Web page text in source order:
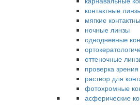
контактные
мягкие
ночные линзы
однодневные
оттеночные
проверка зрения
раствор для
фотохромные
асферические